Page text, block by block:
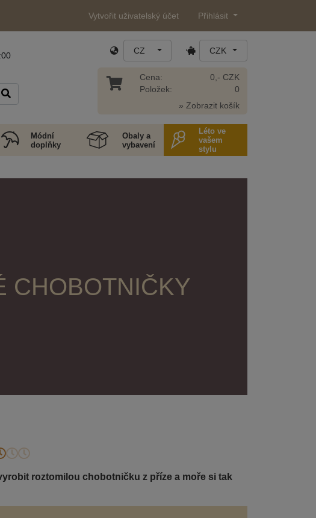
Vytvořit uživatelský účet Přihlásit
CZ CZK
Cena:
Položek:
0,- CZK
0
» Zobrazit košík
Módní
doplňky
Obaly a
vybavení
Léto ve
vašem
stylu
CHOBOTNIČKY
roztomilou chobotničku z příze a moře si tak